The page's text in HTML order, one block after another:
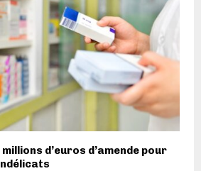
d’euros d’amende pour